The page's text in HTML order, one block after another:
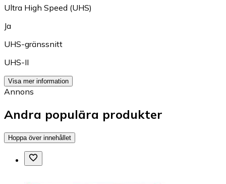
Ultra High Speed (UHS)
Ja
UHS-gränssnitt
UHS-II
Visa mer information
Annons
Andra populära produkter
Hoppa över innehållet